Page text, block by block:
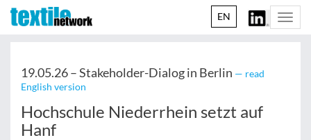
EN
19.05.26 –Stakeholder-Dialog in Berlin — read
English version
Hochschule Niederrhein setzt auf
Hanf